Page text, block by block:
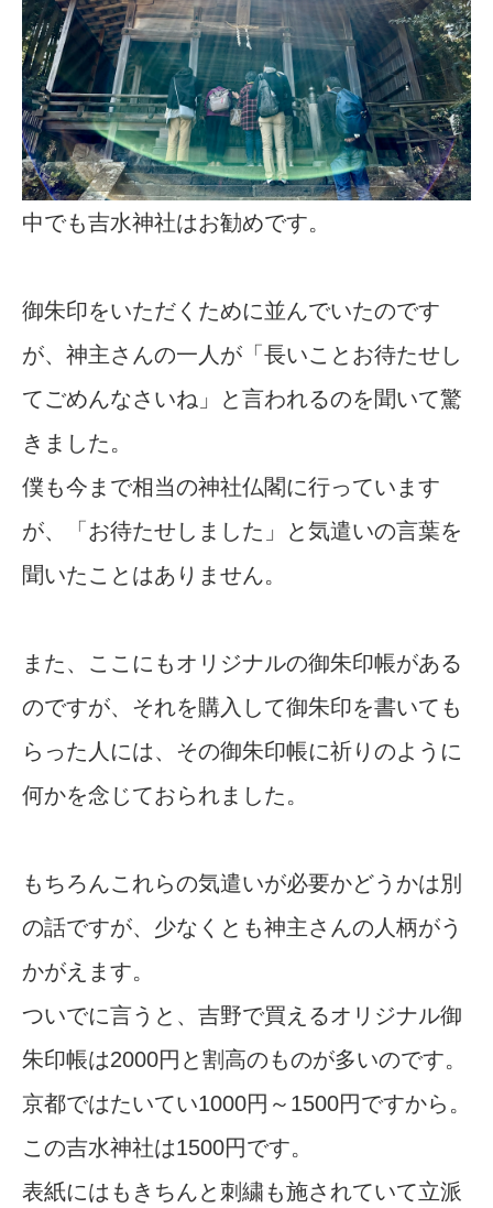
中でも吉水神社はお勧めです。
御朱印をいただくために並んでいたのです
が、神主さんの一人が「長いことお待たせし
てごめんなさいね」と言われるのを聞いて驚
きました。
僕も今まで相当の神社仏閣に行っています
が、「お待たせしました」と気遣いの言葉を
聞いたことはありません。
また、ここにもオリジナルの御朱印帳がある
のですが、それを購入して御朱印を書いても
らった人には、その御朱印帳に祈りのように
何かを念じておられました。
もちろんこれらの気遣いが必要かどうかは別
の話ですが、少なくとも神主さんの人柄がう
かがえます。
ついでに言うと、吉野で買えるオリジナル御
朱印帳は2000円と割高のものが多いのです。
京都ではたいてい1000円～1500円ですから。
この吉水神社は1500円です。
表紙にはもきちんと刺繍も施されていて立派